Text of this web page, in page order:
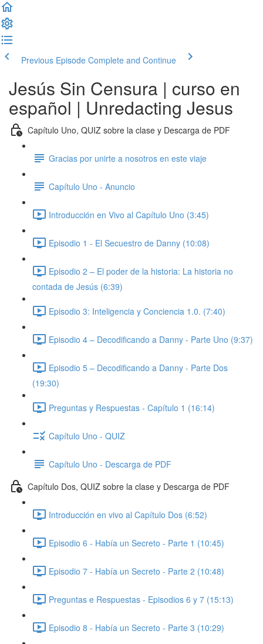
Previous Episode Complete and Continue
Jesús Sin Censura | curso en
español | Unredacting Jesus
Capítulo Uno, QUIZ sobre la clase y Descarga de PDF
Gracias por unirte a nosotros en este viaje
Capítulo Uno - Anuncio
Introducción en Vivo al Capítulo Uno (3:45)
Episodio 1 - El Secuestro de Danny (10:08)
Episodio 2 – El poder de la historia: La historia no
contada de Jesús (6:39)
Episodio 3: Inteligencia y Conciencia 1.0. (7:40)
Episodio 4 – Decodificando a Danny - Parte Uno (9:37)
Episodio 5 – Decodificando a Danny - Parte Dos
(19:30)
Preguntas y Respuestas - Capítulo 1 (16:14)
Capítulo Uno - QUIZ
Capítulo Uno - Descarga de PDF
Capítulo Dos, QUIZ sobre la clase y Descarga de PDF
Introducción en vivo al Capítulo Dos (6:52)
Episodio 6 - Había un Secreto - Parte 1 (10:45)
Episodio 7 - Había un Secreto - Parte 2 (10:48)
Preguntas e Respuestas - Episodios 6 y 7 (15:13)
Episodio 8 - Había un Secreto - Parte 3 (10:29)